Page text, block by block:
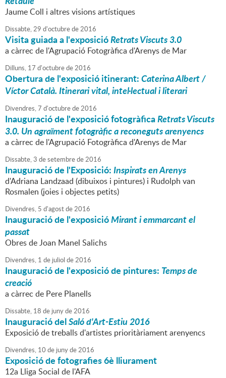
Jaume Coll i altres visions artístiques
Dissabte,29 d'octubrede2016
Visita guiada a l'exposicióRetrats Viscuts 3.0
a càrrec de l'Agrupació Fotogràfica d'Arenys de Mar
Dilluns, 17 d'octubrede2016
Obertura de l'exposició itinerant:Caterina Albert /
Víctor Català. Itinerari vital, intel·lectual i literari
Divendres,7 d'octubrede2016
Inauguració de l'exposició fotogràficaRetrats Viscuts
3.0. Un agraïment fotogràfic a reconeguts arenyencs
a càrrec de l'Agrupació Fotogràfica d'Arenys de Mar
Dissabte,3 desetembrede2016
Inauguració de l'Exposició:Inspirats en Arenys
d'Adriana Landzaad (dibuixos i pintures) i Rudolph van
Rosmalen (joies i objectes petits)
Divendres, 5 d'agostde2016
Inauguració de l'exposicióMirant i emmarcant el
passat
Obres de Joan Manel Salichs
Divendres, 1 de juliol de2016
Inauguració de l'exposició de pintures: Temps de
creació
a càrrec de Pere Planells
Dissabte, 18 de junyde2016
Inauguració delSaló d'Art-Estiu 2016
Exposició de treballs d'artistes prioritàriament arenyencs
Divendres, 10 de junyde2016
Exposició de fotografies 6è lliurament
12a Lliga Social de l'AFA